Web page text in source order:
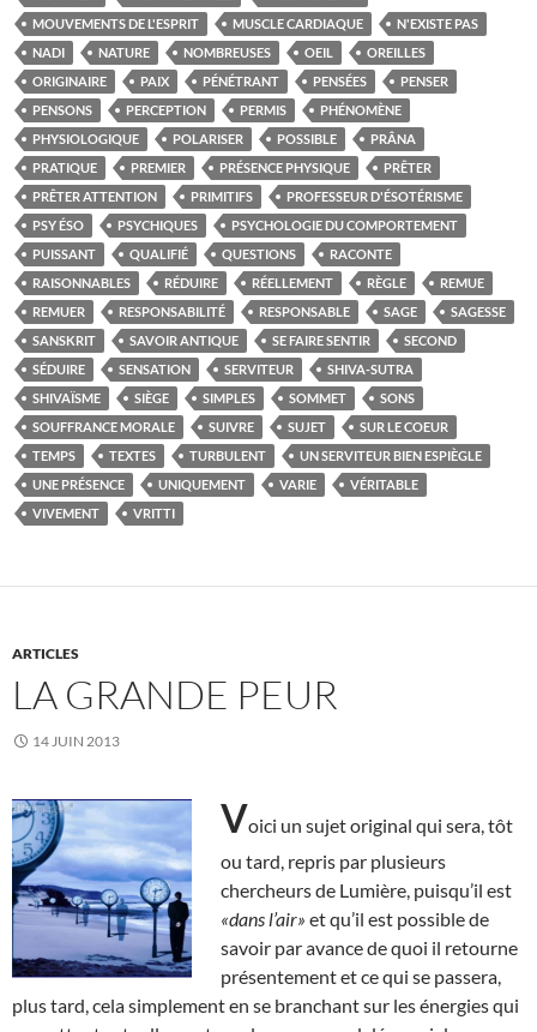
MOUVEMENTS DE L'ESPRIT
MUSCLE CARDIAQUE
N'EXISTE PAS
NADI
NATURE NOMBREUSES OEIL
OREILLES
ORIGINAIRE
PAIX PÉNÉTRANT PENSÉES
PENSER
PENSONS
PERCEPTION PERMIS
PHÉNOMÈNE
PHYSIOLOGIQUE
POLARISER POSSIBLE
PRÂNA
PRATIQUE
PREMIER PRÉSENCE PHYSIQUE
PRÊTER
PRÊTER ATTENTION
PRIMITIFS
PROFESSEUR D'ÉSOTÉRISME
PSY ÉSO
PSYCHIQUES
PSYCHOLOGIE DU COMPORTEMENT
PUISSANT
QUALIFIÉ QUESTIONS
RACONTE
RAISONNABLES
RÉDUIRE RÉELLEMENT RÈGLE
REMUE
REMUER
RESPONSABILITÉ RESPONSABLE SAGE
SAGESSE
SANSKRIT
SAVOIR ANTIQUE SE FAIRE SENTIR
SECOND
SÉDUIRE
SENSATION SERVITEUR
SHIVA-SUTRA
SHIVAÏSME
SIÈGE SIMPLES SOMMET
SONS
SOUFFRANCE MORALE
SUIVRE SUJET
SUR LE COEUR
TEMPS
TEXTES TURBULENT
UN SERVITEUR BIEN ESPIÈGLE
UNE PRÉSENCE
UNIQUEMENT VARIE
VÉRITABLE
VIVEMENT
VRITTI
ARTICLES
LA GRANDE PEUR
14 JUIN 2013
Voici un sujet original qui sera, tôt
ou tard, repris par plusieurs
chercheurs de Lumière, puisqu’il est
«dans l’air» et qu’il est possible de
savoir par avance de quoi il retourne
présentement et ce qui se passera,
plus tard, cela simplement en se branchant sur les énergies qui